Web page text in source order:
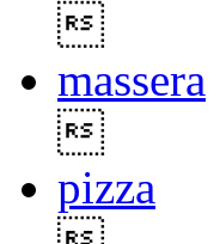
massera
pizza